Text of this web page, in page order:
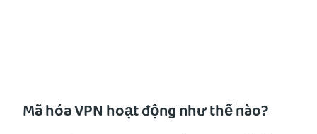
Mã hóa VPN hoạt động như thế nào?